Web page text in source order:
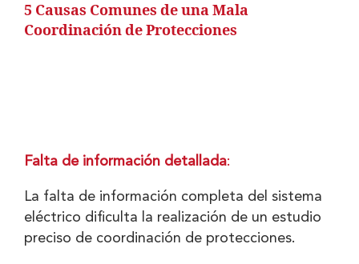
5 Causas Comunes de una Mala
Coordinación de Protecciones
Falta de información detallada:
La falta de información completa del sistema
eléctrico dificulta la realización de un estudio
preciso de coordinación de protecciones.